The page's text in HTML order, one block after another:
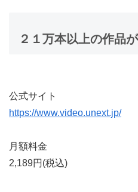
２１万本以上の作品
公式サイト
https://www.video.unext.jp/
月額料金
2,189円 (税込)